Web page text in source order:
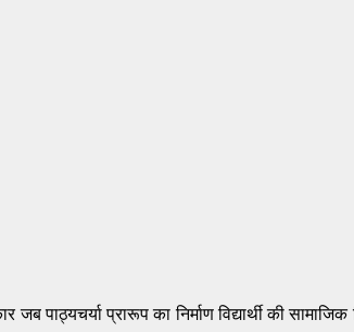
जब पाठ्यचर्या प्रारूप का निर्माण विद्यार्थी की